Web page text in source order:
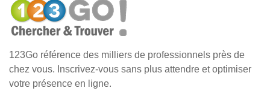
123Go référence des milliers de professionnels près de
chez vous. Inscrivez-vous sans plus attendre et optimiser
votre présence en ligne.